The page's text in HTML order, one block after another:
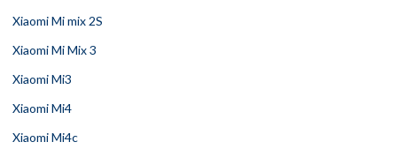
Xiaomi Mi mix 2S
Xiaomi Mi Mix 3
Xiaomi Mi3
Xiaomi Mi4
Xiaomi Mi4c